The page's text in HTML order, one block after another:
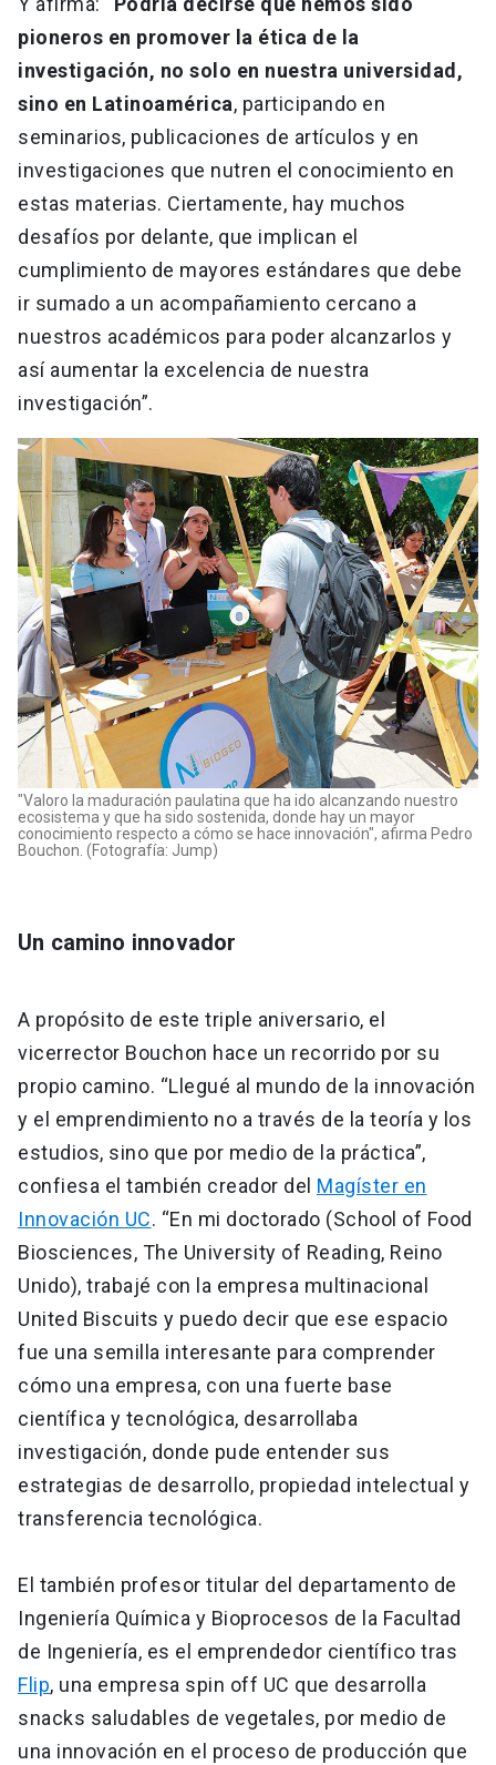
pioneros en promover la ética de la
investigación, no solo en nuestra universidad,
sino en Latinoamérica, participando en
seminarios, publicaciones de artículos y en
investigaciones que nutren el conocimiento en
estas materias. Ciertamente, hay muchos
desafíos por delante, que implican el
cumplimiento de mayores estándares que debe
ir sumado a un acompañamiento cercano a
nuestros académicos para poder alcanzarlos y
así aumentar la excelencia de nuestra
investigación”.
"Valoro la maduración paulatina que ha ido alcanzando nuestro
ecosistema y que ha sido sostenida, donde hay un mayor
conocimiento respecto a cómo se hace innovación", afirma Pedro
Bouchon. (Fotografía: Jump)
Un camino innovador
A propósito de este triple aniversario, el
vicerrector Bouchon hace un recorrido por su
propio camino. “Llegué al mundo de la innovación
y el emprendimiento no a través de la teoría y los
estudios, sino que por medio de la práctica”,
confiesa el también creador del Magíster en
Innovación UC. “En mi doctorado (School of Food
Biosciences, The University of Reading, Reino
Unido), trabajé con la empresa multinacional
United Biscuits y puedo decir que ese espacio
fue una semilla interesante para comprender
cómo una empresa, con una fuerte base
científica y tecnológica, desarrollaba
investigación, donde pude entender sus
estrategias de desarrollo, propiedad intelectual y
transferencia tecnológica.
El también profesor titular del departamento de
Ingeniería Química y Bioprocesos de la Facultad
de Ingeniería, es el emprendedor científico tras
Flip, una empresa spin off UC que desarrolla
snacks saludables de vegetales, por medio de
una innovación en el proceso de producción que